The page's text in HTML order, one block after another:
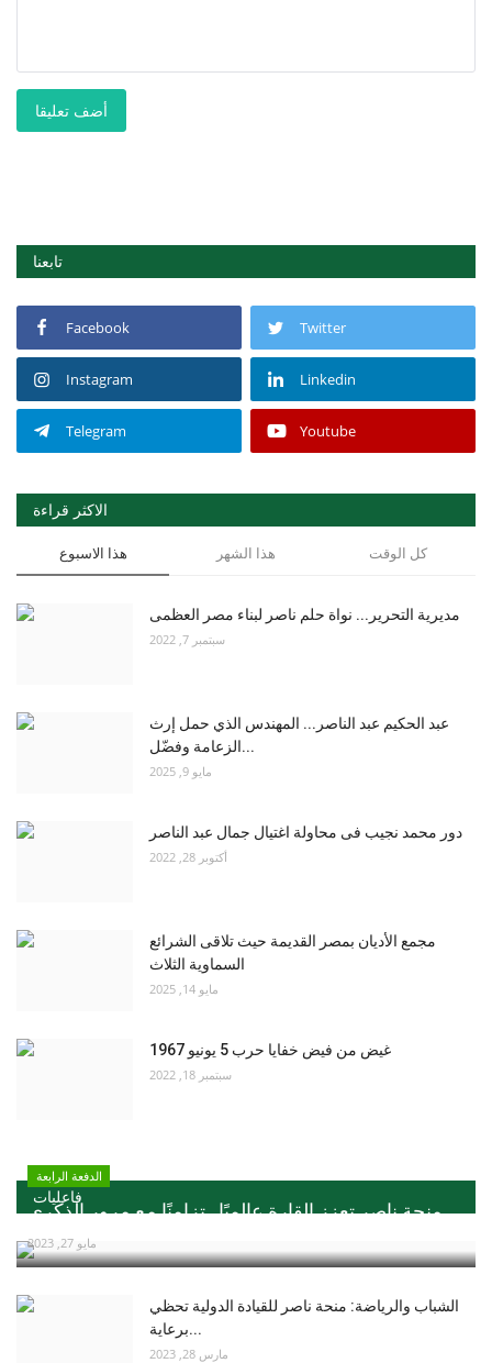
أضف تعليقا
تابعنا
Facebook Twitter
Instagram Linkedin
Telegram Youtube
الاكثر قراءة
هذا الاسبوع هذا الشهر كل الوقت
مديرية التحرير... نواة حلم ناصر لبناء مصر العظمى
سبتمبر 7, 2022
عبد الحكيم عبد الناصر... المهندس الذي حمل إرث
الزعامة وفضّل...
مايو 9, 2025
دور محمد نجيب فى محاولة اغتيال جمال عبد الناصر
أكتوبر 28, 2022
مجمع الأديان بمصر القديمة حيث تلاقى الشرائع
السماوية الثلاث
مايو 14, 2025
سبتمبر 18, 2022
فاعليات
الدفعة الرابعة
منحة ناصر تعزز القارة عالميًا ..تزامنًا مع مرور الذكري...
مايو 27, 2023
الشباب والرياضة: منحة ناصر للقيادة الدولية تحظي
برعاية...
مارس 28, 2023